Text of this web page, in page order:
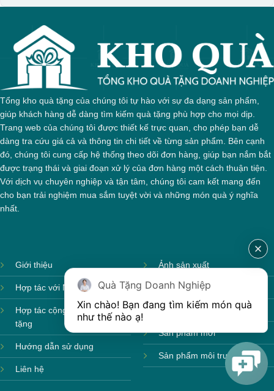
Tổng kho quà tặng của chúng tôi tự hào với sự đa dạng sản phẩm,
giúp khách hàng dễ dàng tìm kiếm quà tặng phù hợp cho mọi dịp.
Trang web của chúng tôi được thiết kế trực quan, cho phép bạn dễ
dàng tra cứu giá cả và thông tin chi tiết về từng sản phẩm. Bên cạnh
đó, chúng tôi cung cấp hệ thống theo dõi đơn hàng, giúp bạn nắm bắt
được trạng thái và giai đoạn xử lý của đơn hàng một cách thuận tiện.
Với dịch vụ chuyên nghiệp và tận tâm, chúng tôi cam kết mang đến
cho bạn trải nghiệm mua sắm tuyệt vời và những món quà ý nghĩa
nhất.
Giới thiệu
Hợp tác với Nhà cung cấp
Hợp tác cộng tác viên quà
tặng
Hướng dẫn sử dụng
Liên hệ
Ảnh sản xuất
Sản phẩm theo mùa
Sản phẩm sẵn hàng
Sản phẩm mới
Sản phẩm môi trường
Quà Tặng Doanh Nghiệp
Xin chào! Bạn đang tìm kiếm món quà
như thế nào ạ!